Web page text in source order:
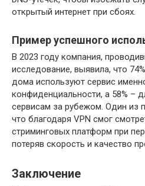
открытый интернет при сбоях.
Пример успешного
В 2023 году компания,
исследование, выявила, что
дома используют сервис
конфиденциальности, а 58% –
сервисам за рубежом. Один из
что благодаря VPN смог
стриминговых платформ при
потеряв скорость и качество
Заключение